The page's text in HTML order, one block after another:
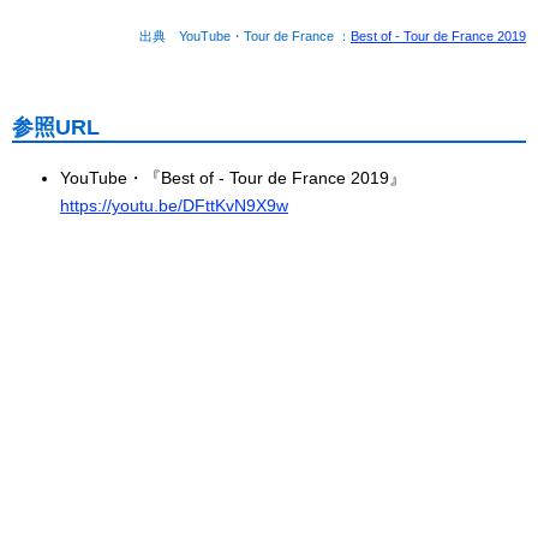
出典 YouTube・Tour de France ： Best of - Tour de France 2019
参照URL
YouTube・『Best of - Tour de France 2019』
https://youtu.be/DFttKvN9X9w